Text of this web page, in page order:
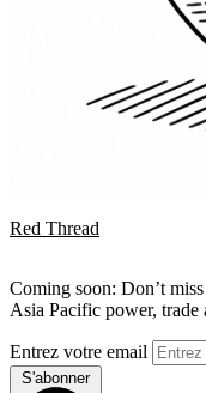
Red Thread
Coming soon: Don’t
Asia Pacific power, trade
Entrez votre email
S'abonner